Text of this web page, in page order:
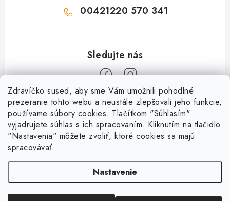
Zdravíčko sused, aby sme Vám umožnili pohodlné
prezeranie tohto webu a neustále zlepšovali jeho funkcie,
používame súbory cookies. Tlačítkom "Súhlasím"
vyjadrujete súhlas s ich spracovaním. Kliknutím na tlačidlo
"Nastavenia" môžete zvoliť, ktoré cookies sa majú
spracovávať.
Nastavenie
00421220 570 341
O nás
Kontakty
História a súčasnosť
Susedov blog
Všetko o nákupe
Doprava a platba
Dokumenty